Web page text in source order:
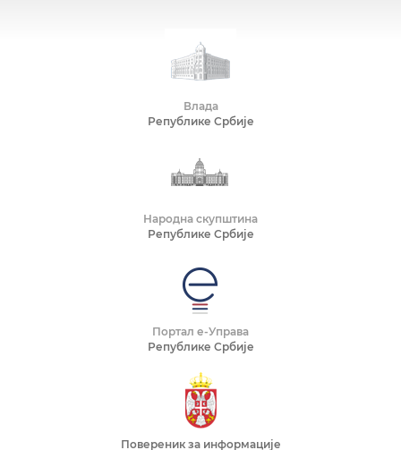
Влада
Републике Србије
Народна скупштина
Републике Србије
Портал е-Управа
Републике Србије
Повереник за информације